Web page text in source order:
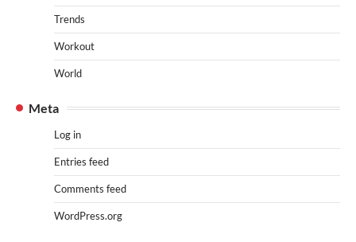
Trends
Workout
World
Meta
Log in
Entries feed
Comments feed
WordPress.org